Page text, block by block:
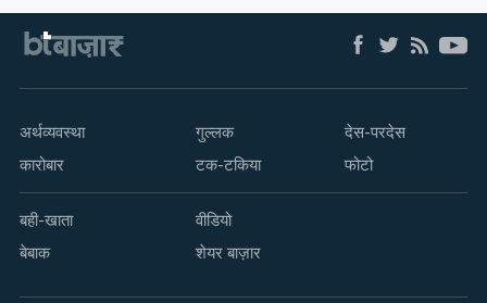
अर्थव्यवस्था
कारोबार
गुल्लक
टक-टकिया
देस-परदेस
फोटो
बही-खाता
बेबाक
वीडियो
शेयर बाज़ार